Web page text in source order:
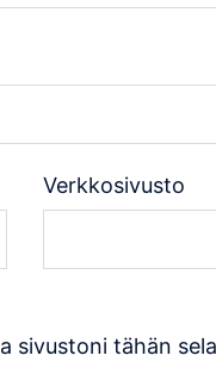
Verkkosivusto
sivustoni tähän